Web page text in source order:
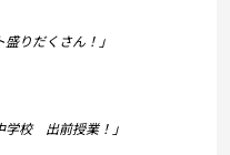
りだくさん！」
学校 出前授業！」